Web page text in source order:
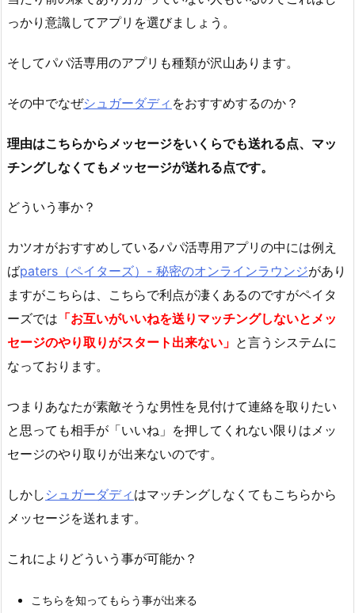
っかり意識してアプリを選びましょう。
そしてパパ活専用のアプリも種類が沢山あります。
その中でなぜシュガーダディ をおすすめするのか？
理由はこちらからメッセージをいくらでも送れる点、マッ
チングしなくてもメッセージが送れる点です。
どういう事か？
カツオがおすすめしているパパ活専用アプリの中には例え
ばpaters（ペイターズ）- 秘密のオンラインラウンジがあり
ますがこちらは、こちらで利点が凄くあるのですがペイタ
ーズでは 「お互いがいいねを送りマッチングしないとメッ
セージのやり取りがスタート出来ない」 と言うシステムに
なっております。
つまりあなたが素敵そうな男性を見付けて連絡を取りたい
と思っても相手が「いいね」を押してくれない限りはメッ
セージのやり取りが出来ないのです。
しかし シュガーダディ はマッチングしなくてもこちらから
メッセージを送れます。
これによりどういう事が可能か？
こちらを知ってもらう事が出来る